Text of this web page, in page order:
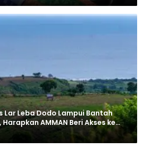
Lar Leba Dodo Lampui Bantah
AMMAN Beri Akses ke